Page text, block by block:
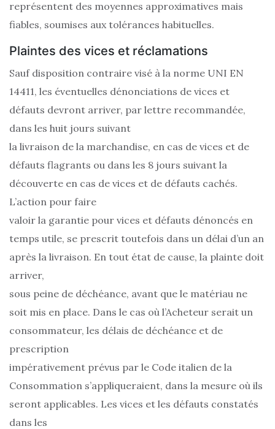
représentent des moyennes approximatives mais
fiables, soumises aux tolérances habituelles.
Plaintes des vices et réclamations
Sauf disposition contraire visé à la norme UNI EN
14411, les éventuelles dénonciations de vices et
défauts devront arriver, par lettre recommandée,
dans les huit jours suivant
la livraison de la marchandise, en cas de vices et de
défauts flagrants ou dans les 8 jours suivant la
découverte en cas de vices et de défauts cachés.
L’action pour faire
valoir la garantie pour vices et défauts dénoncés en
temps utile, se prescrit toutefois dans un délai d’un an
après la livraison. En tout état de cause, la plainte doit
arriver,
sous peine de déchéance, avant que le matériau ne
soit mis en place. Dans le cas où l’Acheteur serait un
consommateur, les délais de déchéance et de
prescription
impérativement prévus par le Code italien de la
Consommation s’appliqueraient, dans la mesure où ils
seront applicables. Les vices et les défauts constatés
dans les